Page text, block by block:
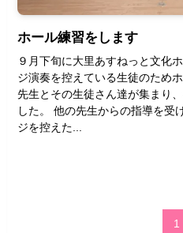
ホール練習をします
９月下旬に大里あすねっと文化
ジ演奏を控えている生徒のた
先生とその生徒さん達が集まり
した。 他の先生からの指導を受
ジを控えた...
1